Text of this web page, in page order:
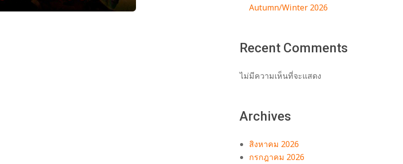
Autumn/Winter 2026
Recent Comments
ไม่มีความเห็นที่จะแสดง
Archives
สิงหาคม 2026
กรกฎาคม 2026